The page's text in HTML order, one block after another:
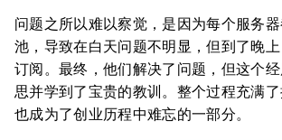
问题之所以难以察觉，是因为每个服务
池，导致在白天问题不明显，但到了晚
订阅。最终，他们解决了问题，但这个
思并学到了宝贵的教训。整个过程充满
也成为了创业历程中难忘的一部分。